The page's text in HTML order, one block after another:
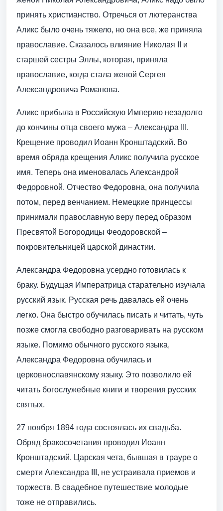
принять христианство. Отречься от лютеранства
Аликс было очень тяжело, но она все, же приняла
православие. Сказалось влияние Николая II и
старшей сестры Эллы, которая, приняла
православие, когда стала женой Сергея
Александровича Романова.
Аликс прибыла в Российскую Империю незадолго
до кончины отца своего мужа – Александра III.
Крещение проводил Иоанн Кронштадский. Во
время обряда крещения Аликс получила русское
имя. Теперь она именовалась Александрой
Федоровной. Отчество Федоровна, она получила
потом, перед венчанием. Немецкие принцессы
принимали православную веру перед образом
Пресвятой Богородицы Феодоровской –
покровительницей царской династии.
Александра Федоровна усердно готовилась к
браку. Будущая Императрица старательно изучала
русский язык. Русская речь давалась ей очень
легко. Она быстро обучилась писать и читать, чуть
позже смогла свободно разговаривать на русском
языке. Помимо обычного русского языка,
Александра Федоровна обучилась и
церковнославянскому языку. Это позволило ей
читать богослужебные книги и творения русских
святых.
27 ноября 1894 года состоялась их свадьба.
Обряд бракосочетания проводил Иоанн
Кронштадский. Царская чета, бывшая в трауре о
смерти Александра III, не устраивала приемов и
торжеств. В свадебное путешествие молодые
тоже не отправились.